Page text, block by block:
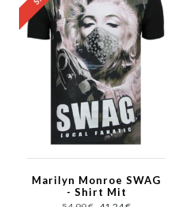
Marilyn Monroe SWAG
- Shirt Mit
Strasssteinen - 6347Z